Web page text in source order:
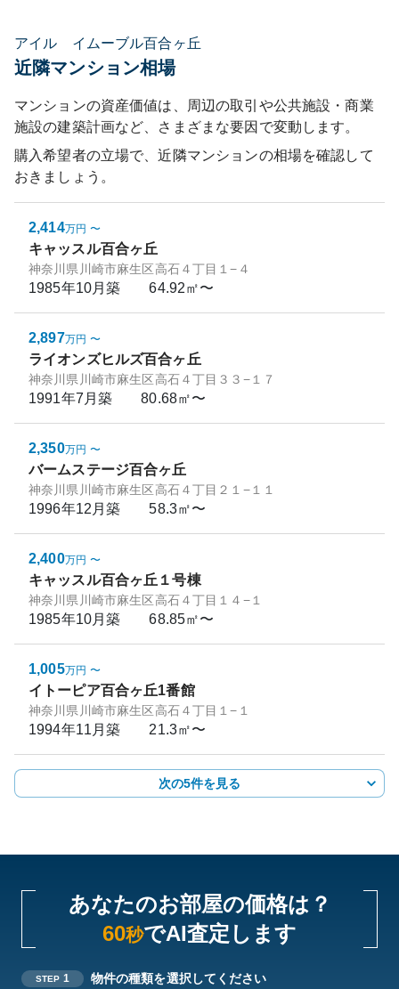
アイル イムーブル百合ヶ丘
近隣マンション相場
マンションの資産価値は、周辺の取引や公共施設・商業
施設の建築計画など、さまざまな要因で変動します。
購入希望者の立場で、近隣マンションの相場を確認して
おきましょう。
2,414万円 〜
キャッスル百合ヶ丘
神奈川県川崎市麻生区高石４丁目１−４
1985年10月築 64.92㎡〜
2,897万円 〜
ライオンズヒルズ百合ヶ丘
神奈川県川崎市麻生区高石４丁目３３−１７
1991年7月築 80.68㎡〜
2,350万円 〜
バームステージ百合ヶ丘
神奈川県川崎市麻生区高石４丁目２１−１１
1996年12月築 58.3㎡〜
2,400万円 〜
キャッスル百合ヶ丘１号棟
神奈川県川崎市麻生区高石４丁目１４−１
1985年10月築 68.85㎡〜
1,005万円 〜
イトーピア百合ヶ丘1番館
神奈川県川崎市麻生区高石４丁目１−１
1994年11月築 21.3㎡〜
次の5件を見る
あなたのお部屋の価格は？
60秒でAI査定します
STEP 1 物件の種類を選択してください